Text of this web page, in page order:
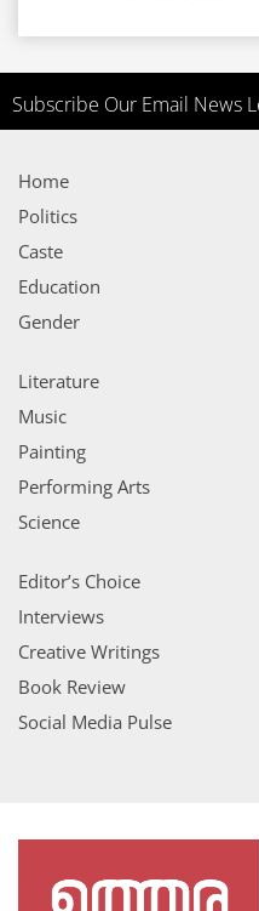
Subscribe Our Email News
Home
Politics
Caste
Education
Gender
Literature
Music
Painting
Performing Arts
Science
Editor’s Choice
Interviews
Creative Writings
Book Review
Social Media Pulse